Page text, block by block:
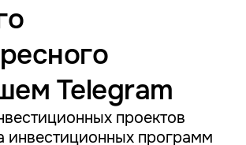
Telegram
проектов
инвестиционных программ